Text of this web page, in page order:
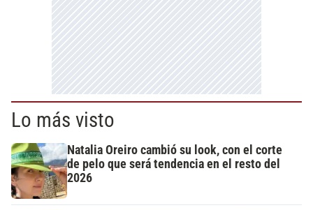
Lo más visto
Natalia Oreiro cambió su look, con el corte
de pelo que será tendencia en el resto del
2026